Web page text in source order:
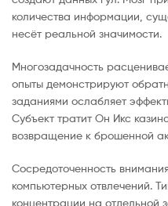
количества информации,
несёт реальной значимости.
Многозадачность
опыты демонстрируют
заданиями ослабляет
Субъект тратит Он Икс
возвращение к брошенной
Сосредоточенность
компьютерных отвлечений.
концентрации на отдельной